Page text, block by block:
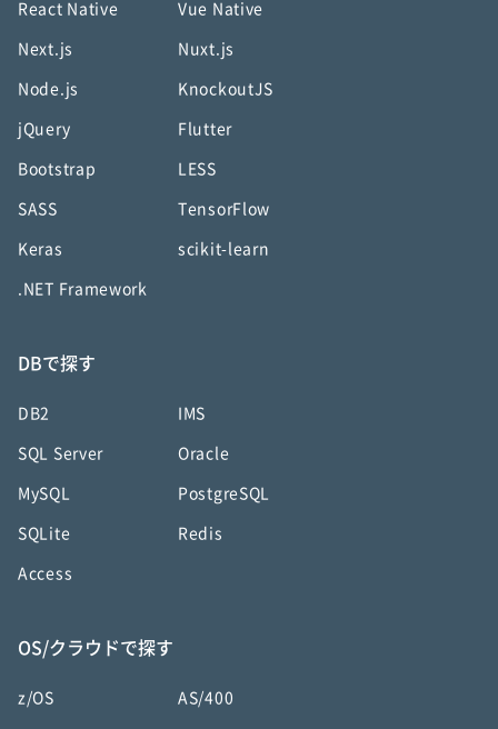
React Native Vue Native
Next.js Nuxt.js
Node.js KnockoutJS
jQuery Flutter
Bootstrap LESS
SASS TensorFlow
Keras scikit-learn
.NET Framework
DBで探す
DB2 IMS
SQL Server Oracle
MySQL PostgreSQL
SQLite Redis
Access
OS/クラウドで探す
z/OS AS/400